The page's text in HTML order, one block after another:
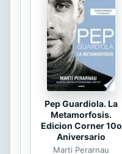
Pep Guardiola. La
Metamorfosis.
Edicion Corner 10o
Aniversario
Marti Perarnau